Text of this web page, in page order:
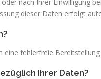
dieser Daten erfolgt
eine fehlerfreie
Ihrer Daten?